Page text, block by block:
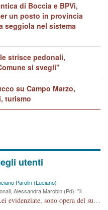
di Boccia e BPVi,
un posto in provincia
seggiola nel sistema
strisce pedonali,
si svegli"
su Campo Marzo,
turismo
utenti
Parolin (Luciano)
Alessandra Marobin (Pd): "il
Consigliera Marobin, tutte le cose da Lei evidenziate, sono opera del suo ex Assessore e compagno di Partito Antonio Marco Dalla Pozza Assessore alla "progettazione" di piste ciclabili e altre porcherie. A lui manderei il conto da saldare per incidenti e danni alle persone. E' ora che "finiamola." Avete perso rassegnatevi. qui IL SINDACO RUCCO NON C'ENTRA PER NIENTE. CAPITO!!!!!!!! Amen.